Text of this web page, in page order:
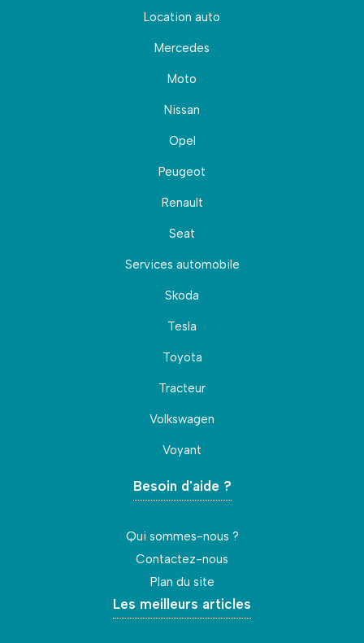
Location auto
Mercedes
Moto
Nissan
Opel
Peugeot
Renault
Seat
Services automobile
Skoda
Tesla
Toyota
Tracteur
Volkswagen
Voyant
Besoin d'aide ?
Qui sommes-nous ?
Contactez-nous
Plan du site
Les meilleurs articles